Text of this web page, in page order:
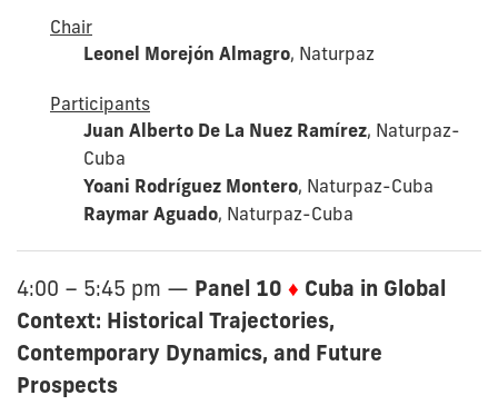
Chair
Leonel Morejón Almagro, Naturpaz
Participants
Juan Alberto De La Nuez Ramírez, Naturpaz-
Cuba
Yoani Rodríguez Montero, Naturpaz-Cuba
Raymar Aguado, Naturpaz-Cuba
4:00 – 5:45 pm — Panel 10 ♦ Cuba in Global
Context: Historical Trajectories,
Contemporary Dynamics, and Future
Prospects